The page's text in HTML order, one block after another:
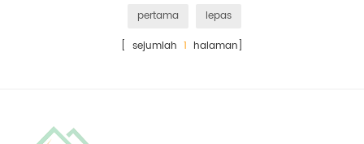
pertama
lepas
[ sejumlah 1 halaman]